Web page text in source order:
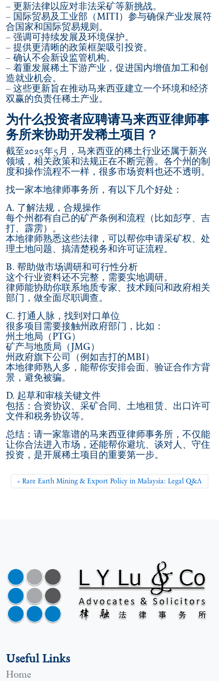
– 更新法律以应对非法采矿等新挑战。
– 国际贸易及工业部（MITI）参与确保产业发展符
合国家和国际贸易规则。
– 强调可持续发展及环境保护。
– 提供更清晰的政策框架吸引投资。
– 确认不会新设监管机构。
– 着重发展稀土下游产业，促进国内增值加工和创
造就业机会。
– 这些更新旨在推动马来西亚建立一个环境和经济
双赢的负责任稀土产业。
为什么投资者应聘请马来西亚律师事
务所来协助开发稀土项目？
截至2025年5月，马来西亚的稀土行业还属于新兴
领域，相关政策和法规正在不断完善。各个州的制
度和操作流程不一样，很多市场资料也还不透明。
找一家本地律师事务所，有以下几个好处：
A. 了解法规，合规操作
每个州都有自己的矿产条例和流程（比如彭亨、吉
打、霹雳）。
本地律师熟悉这些法律，可以帮你申请采矿权、处
理土地问题、搞清楚税务和许可证流程。
B. 帮助做市场调研和可行性分析
这个行业资料还不完整，需要实地调研。
律师能协助你联系地质专家、技术顾问和政府相关
部门，做全面尽职调查。
C. 打通人脉，找到对口单位
很多项目需要接触州政府部门，比如：
州土地局（PTG）
矿产与地质局（JMG）
州政府旗下公司（例如吉打的MBI）
本地律师熟人多，能帮你安排会面、验证合作方背
景，避免被骗。
D. 起草和审核关键文件
包括：合资协议、采矿合同、土地租赁、出口许可
文件和税务协议等。
总结：请一家靠谱的马来西亚律师事务所，不仅能
让你合法进入市场，还能帮你避坑、谈对人、守住
投资，是开展稀土项目的重要第一步。
Rare Earth Mining & Export Policy in Malaysia: Legal Q&A
Useful Links
Home